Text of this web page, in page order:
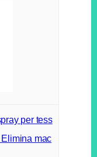
per tess
Elimina mac